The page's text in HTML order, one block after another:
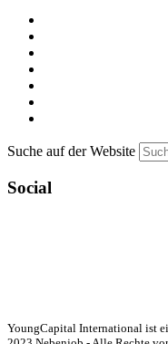
Suche auf der Website
Social
YoungCapital International ist